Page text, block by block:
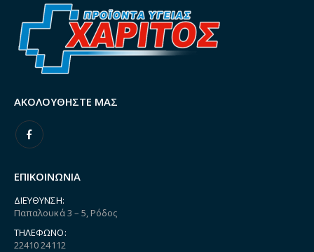
ΑΚΟΛΟΥΘΉΣΤΕ ΜΑΣ
ΕΠΙΚΟΙΝΩΝΙΑ
ΔΙΕΎΘΥΝΣΗ:
Παπαλουκά 3 – 5, Ρόδος
ΤΗΛΈΦΩΝΟ:
22410 24112